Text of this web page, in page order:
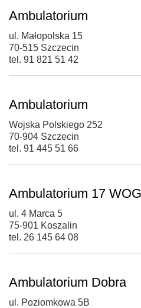
Ambulatorium
ul. Małopolska 15
70-515 Szczecin
tel. 91 821 51 42
Ambulatorium
Wojska Polskiego 252
70-904 Szczecin
tel. 91 445 51 66
Ambulatorium 17
ul. 4 Marca 5
75-901 Koszalin
tel. 26 145 64 08
Ambulatorium Dobra
ul. Poziomkowa 5B